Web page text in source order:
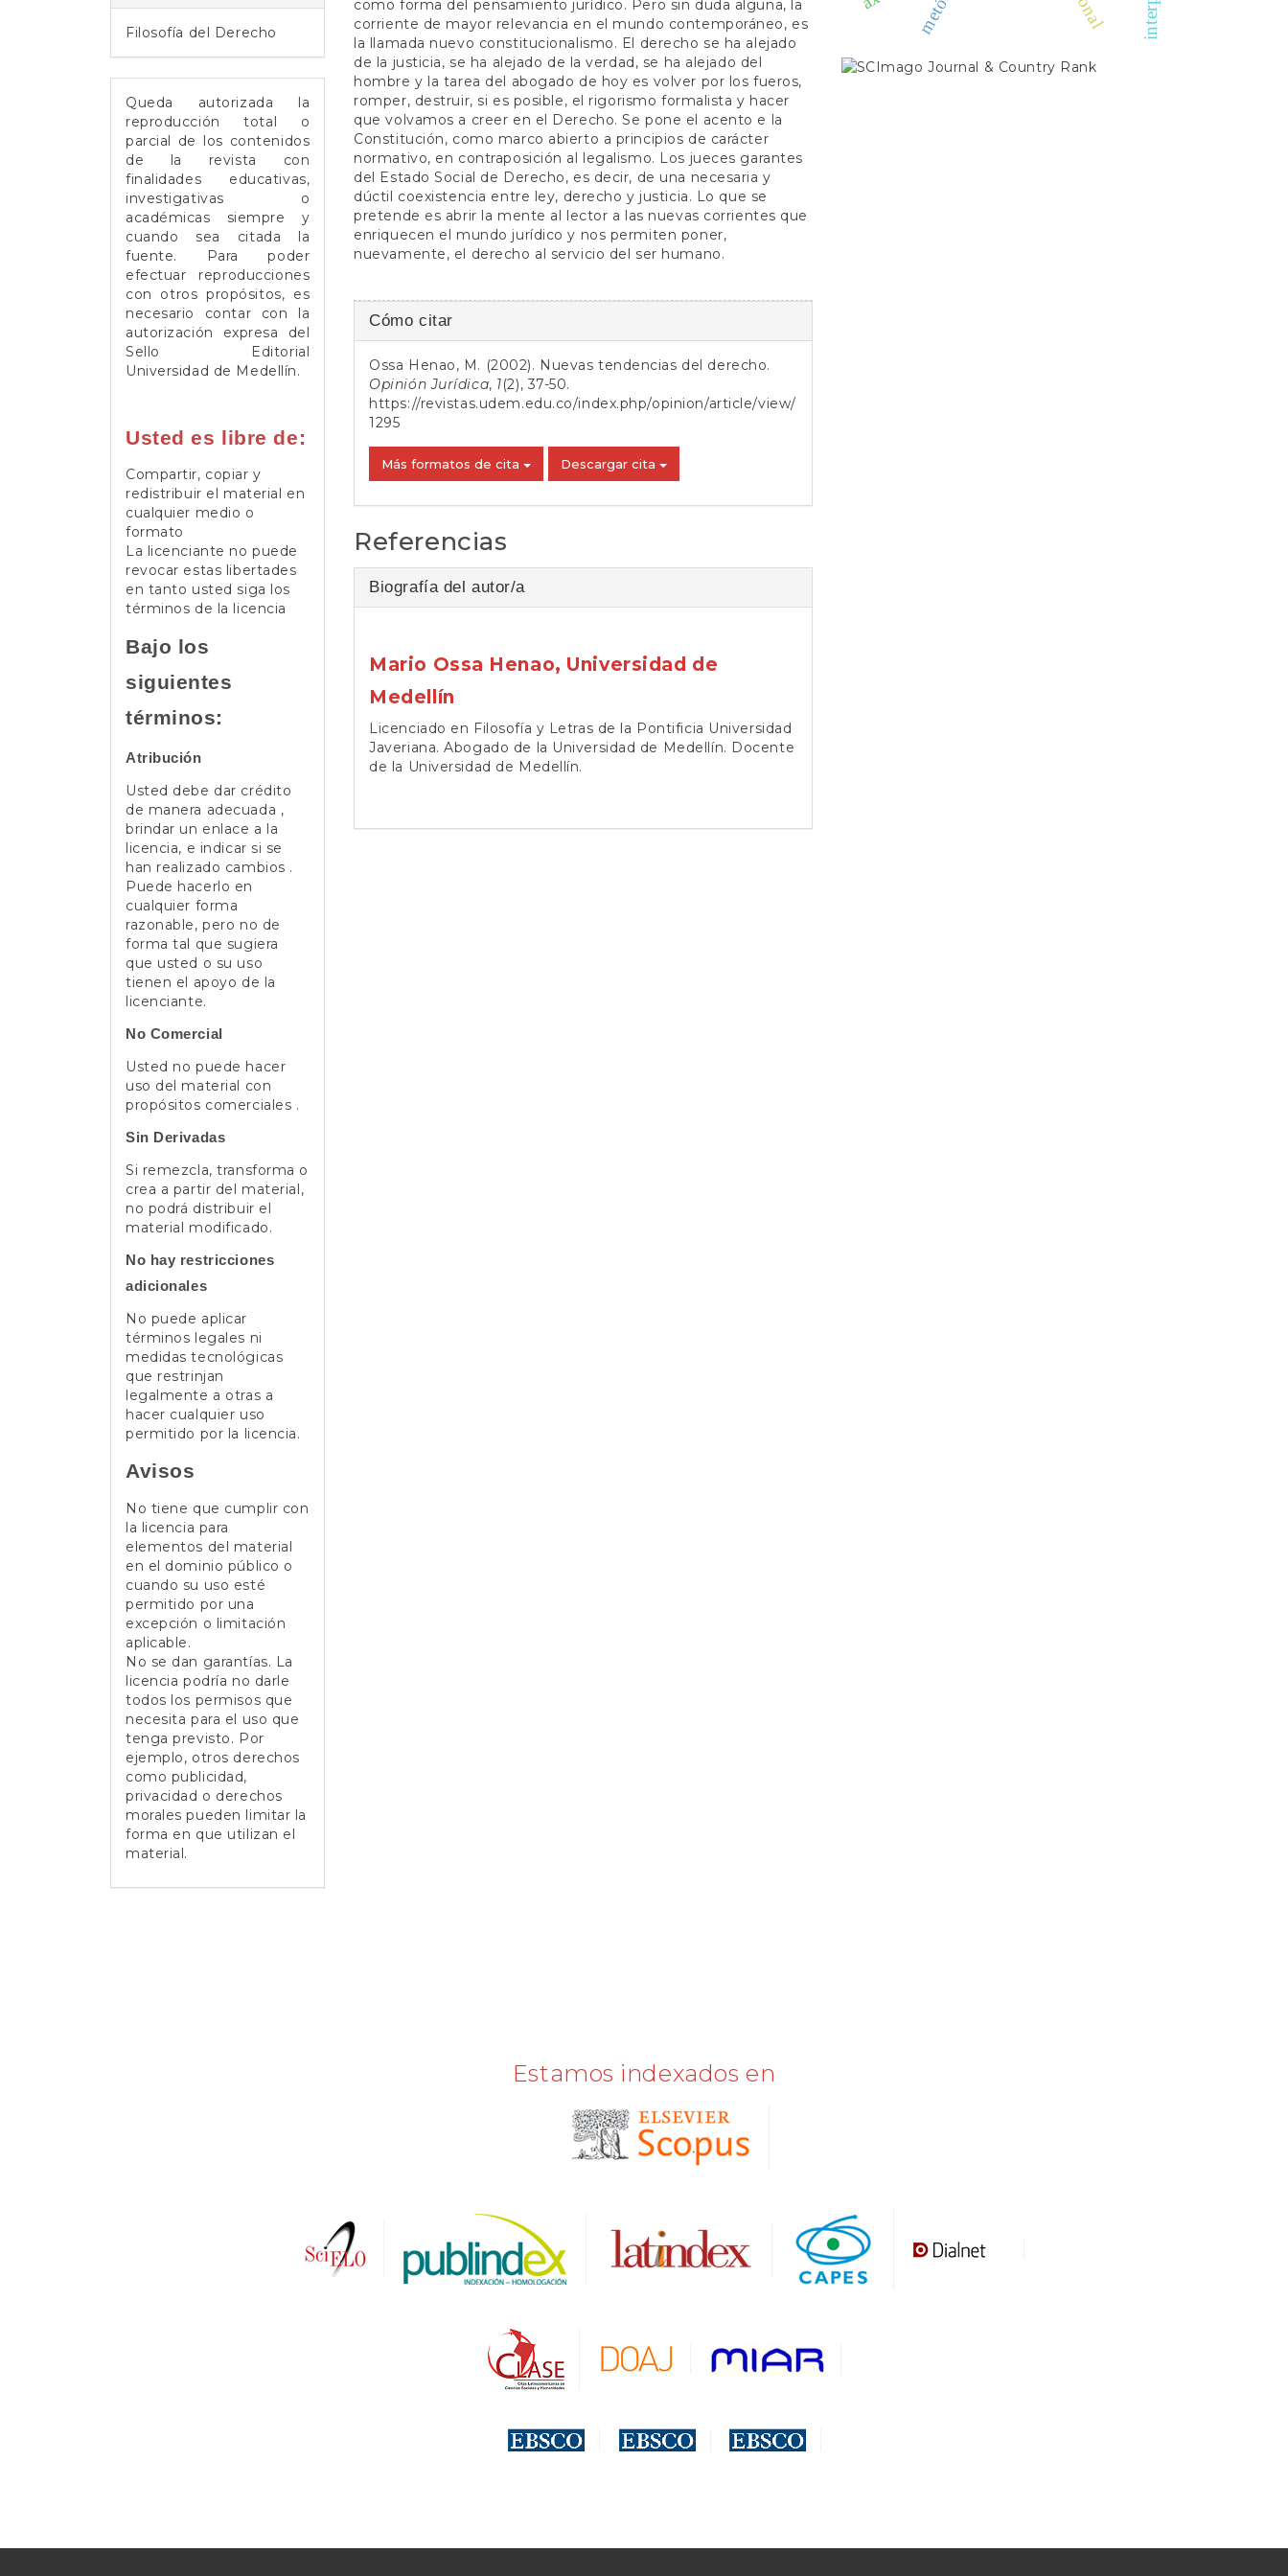
Filosofía del Derecho
Queda autorizada la
reproducción total o
parcial de los contenidos
de la revista con
finalidades educativas,
investigativas o
académicas siempre y
cuando sea citada la
fuente. Para poder
efectuar reproducciones
con otros propósitos, es
necesario contar con la
autorización expresa del
Sello Editorial
Universidad de Medellín.
Usted es libre de:
Compartir, copiar y
redistribuir el material en
cualquier medio o
formato
La licenciante no puede
revocar estas libertades
en tanto usted siga los
términos de la licencia
Bajo los
siguientes
términos:
Atribución
Usted debe dar crédito
de manera adecuada ,
brindar un enlace a la
licencia, e indicar si se
han realizado cambios .
Puede hacerlo en
cualquier forma
razonable, pero no de
forma tal que sugiera
que usted o su uso
tienen el apoyo de la
licenciante.
No Comercial
Usted no puede hacer
uso del material con
propósitos comerciales .
Sin Derivadas
Si remezcla, transforma o
crea a partir del material,
no podrá distribuir el
material modificado.
No hay restricciones
adicionales
No puede aplicar
términos legales ni
medidas tecnológicas
que restrinjan
legalmente a otras a
hacer cualquier uso
permitido por la licencia.
Avisos
No tiene que cumplir con
la licencia para
elementos del material
en el dominio público o
cuando su uso esté
permitido por una
excepción o limitación
aplicable.
No se dan garantías. La
licencia podría no darle
todos los permisos que
necesita para el uso que
tenga previsto. Por
ejemplo, otros derechos
como publicidad,
privacidad o derechos
morales pueden limitar la
forma en que utilizan el
material.
como forma del pensamiento jurídico. Pero sin duda alguna, la
corriente de mayor relevancia en el mundo contemporáneo, es
la llamada nuevo constitucionalismo. El derecho se ha alejado
de la justicia, se ha alejado de la verdad, se ha alejado del
hombre y la tarea del abogado de hoy es volver por los fueros,
romper, destruir, si es posible, el rigorismo formalista y hacer
que volvamos a creer en el Derecho. Se pone el acento e la
Constitución, como marco abierto a principios de carácter
normativo, en contraposición al legalismo. Los jueces garantes
del Estado Social de Derecho, es decir, de una necesaria y
dúctil coexistencia entre ley, derecho y justicia. Lo que se
pretende es abrir la mente al lector a las nuevas corrientes que
enriquecen el mundo jurídico y nos permiten poner,
nuevamente, el derecho al servicio del ser humano.
Detalles
del
artículo
Cómo citar
Ossa Henao, M. (2002). Nuevas tendencias del derecho.
Opinión Jurídica, 1(2), 37-50.
https://revistas.udem.edu.co/index.php/opinion/article/view/
1295
Más formatos de cita Descargar cita
Referencias
Biografía del autor/a
Mario Ossa Henao, Universidad de
Medellín
Licenciado en Filosofía y Letras de la Pontificia Universidad
Javeriana. Abogado de la Universidad de Medellín. Docente
de la Universidad de Medellín.
SCIMAGO
Estamos indexados en